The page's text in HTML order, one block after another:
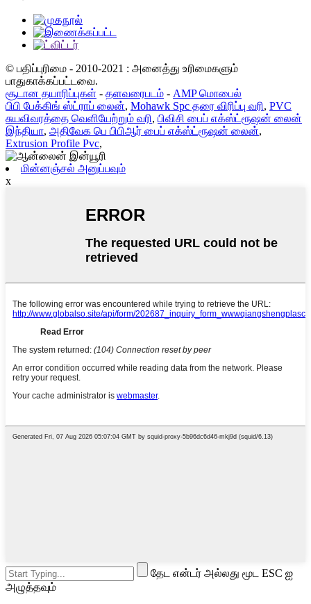
© பதிப்புரிமை - 2010-2021 : அனைத்து உரிமைகளும்
பாதுகாக்கப்பட்டவை.
சூடான தயாரிப்புகள் - தளவரைபடம் - AMP மொபைல்
பிபி பேக்கிங் ஸ்ட்ராப் லைன், Mohawk Spc தரை விரிப்பு வரி, PVC
சுயவிவரத்தை வெளியேற்றும் வரி, பிவிசி பைப் எக்ஸ்ட்ரூஷன் லைன்
இந்தியா, அதிவேக பெ பிபிஆர் பைப் எக்ஸ்ட்ரூஷன் லைன்,
Extrusion Profile Pvc,
மின்னஞ்சல் அனுப்பவும்
x
தேட என்டர் அல்லது மூட ESC ஐ
அழுத்தவும்